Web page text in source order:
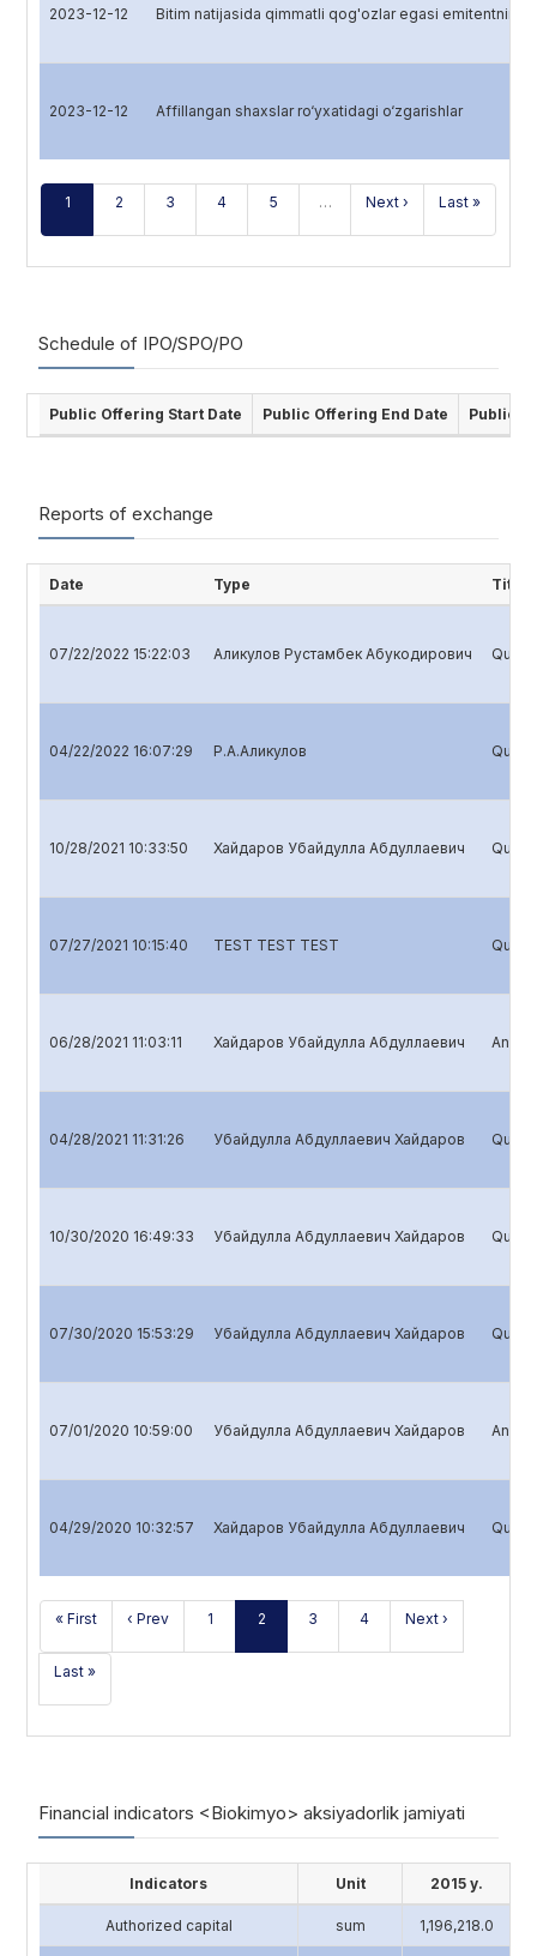
2023-12-12 Bitim natijasida qimmatli qog'ozlar egasi
2023-12-12 Affillangan shaxslar ro‘yxatidagi o‘zgarishlar
1 2 3 4 5 … Next › Last »
Schedule of IPO/SPO/PO
Public Offering Start Date Public Offering End Date Public
Reports of exchange
Date Type Title
07/22/2022 15:22:03 Аликулов Рустамбек Абукодирович
04/22/2022 16:07:29 Р.А.Аликулов
10/28/2021 10:33:50 Хайдаров Убайдулла Абдуллаевич
07/27/2021 10:15:40 TEST TEST TEST
06/28/2021 11:03:11 Хайдаров Убайдулла Абдуллаевич
04/28/2021 11:31:26 Убайдулла Абдуллаевич Хайдаров
10/30/2020 16:49:33 Убайдулла Абдуллаевич Хайдаров
07/30/2020 15:53:29 Убайдулла Абдуллаевич Хайдаров
07/01/2020 10:59:00 Убайдулла Абдуллаевич Хайдаров
04/29/2020 10:32:57 Хайдаров Убайдулла Абдуллаевич
« First ‹ Prev 1 2 3 4 Next ›
Last »
Financial indicators <Biokimyo> aksiyadorlik jamiyati
Indicators Unit 2015 y.
Authorized capital sum 1,196,218.0